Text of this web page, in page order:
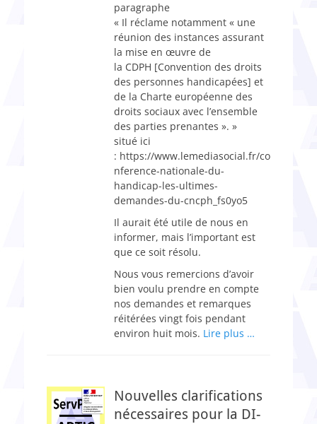
paragraphe
« Il réclame notamment « une
réunion des instances assurant
la mise en œuvre de
la CDPH [Convention des droits
des personnes handicapées] et
de la Charte européenne des
droits sociaux avec l’ensemble
des parties prenantes ». »
situé ici
: https://www.lemediasocial.fr/co
nference-nationale-du-
handicap-les-ultimes-
demandes-du-cncph_fs0yo5
Il aurait été utile de nous en
informer, mais l’important est
que ce soit résolu.
Nous vous remercions d’avoir
bien voulu prendre en compte
nos demandes et remarques
réitérées vingt fois pendant
environ huit mois. Lire plus …
Nouvelles clarifications
nécessaires pour la DI-